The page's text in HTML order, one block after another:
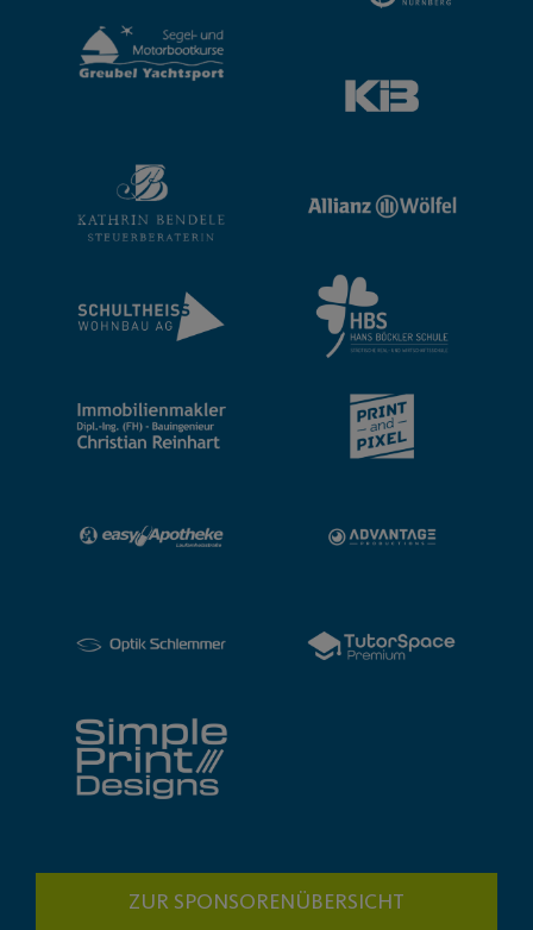
ZUR SPONSORENÜBERSICHT